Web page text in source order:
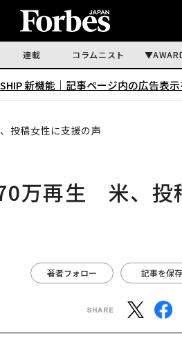
連載 コラムニスト
新機能｜ 記事ページ内の広告表
投稿女性に支援の声
万再生 米、投
著者フォロー 記事を保存